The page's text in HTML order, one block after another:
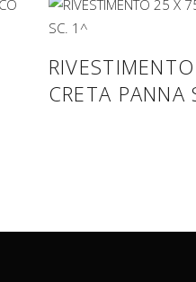
CRETA PANNA